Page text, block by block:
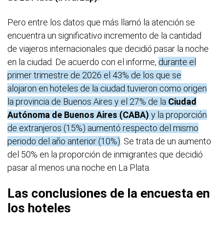
Pero entre los datos que más llamó la atención se
encuentra un significativo incremento de la cantidad
de viajeros internacionales que decidió pasar la noche
en la ciudad. De acuerdo con el informe, durante el
primer trimestre de 2026 el 43% de los que se
alojaron en hoteles de la ciudad tuvieron como origen
la provincia de Buenos Aires y el 27% de la Ciudad
Autónoma de Buenos Aires (CABA) y la proporción
de extranjeros (15%) aumentó respecto del mismo
periodo del año anterior (10%) . Se trata de un aumento
del 50% en la proporción de inmigrantes que decidió
pasar al menos una noche en La Plata.
Las conclusiones de la encuesta en
los hoteles